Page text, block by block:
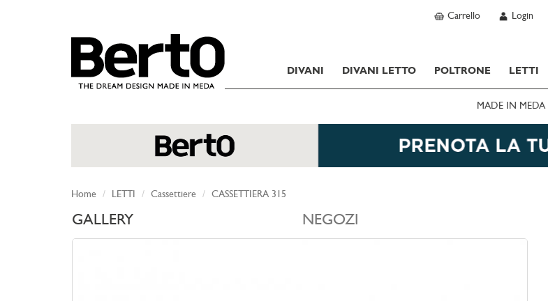
Carrello Login
DIVANI DIVANI LETTO POLTRONE LETTI
MADE IN MEDA
Home LETTI Cassettiere CASSETTIERA 315
GALLERY NEGOZI